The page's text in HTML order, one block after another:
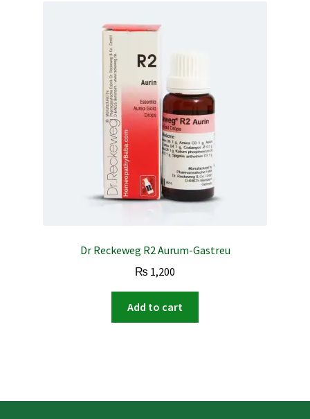
Dr Reckeweg R2 Aurum-Gastreu
₨ 1,200
Add to cart